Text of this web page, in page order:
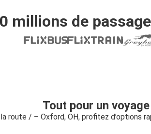
millions de
Tout pour un
route / – Oxford, OH, profitez d’options